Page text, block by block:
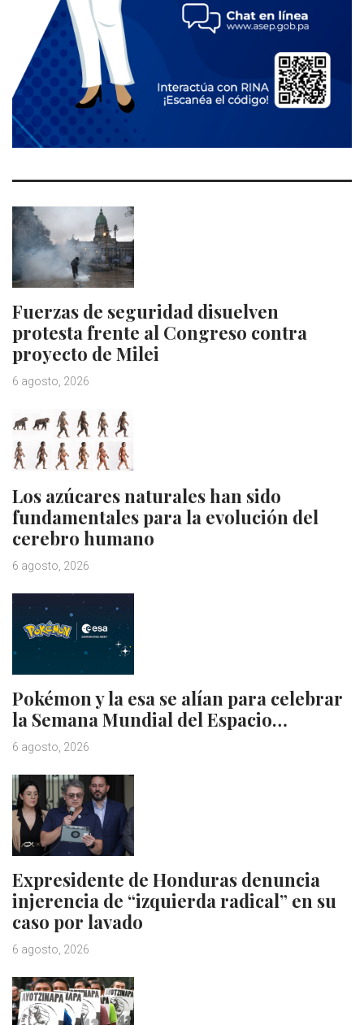
Fuerzas de seguridad disuelven
protesta frente al Congreso contra
proyecto de Milei
6 agosto, 2026
Los azúcares naturales han sido
fundamentales para la evolución del
cerebro humano
6 agosto, 2026
Pokémon y la esa se alían para celebrar
la Semana Mundial del Espacio…
6 agosto, 2026
Expresidente de Honduras denuncia
injerencia de “izquierda radical” en su
caso por lavado
6 agosto, 2026